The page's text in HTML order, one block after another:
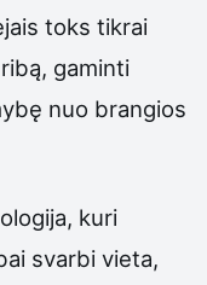
toks tikrai
gaminti
nuo brangios
kuri
svarbi vieta,